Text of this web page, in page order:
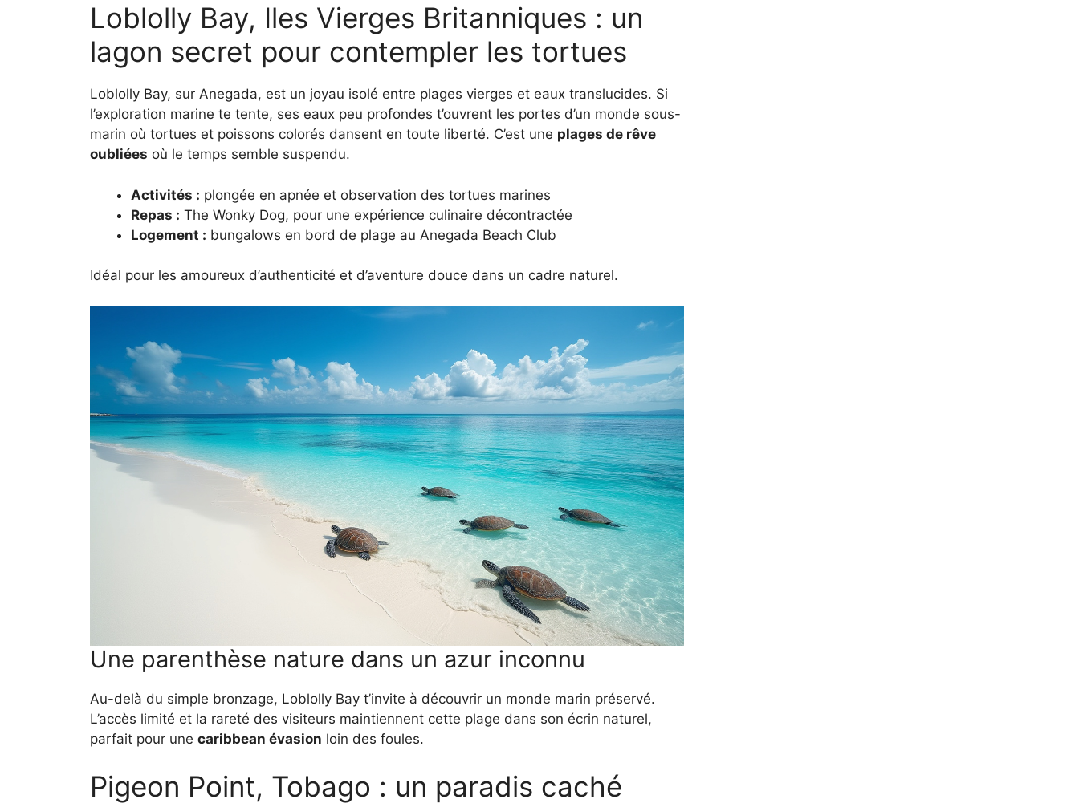
Loblolly Bay, Iles Vierges Britanniques : un
lagon secret pour contempler les tortues
Loblolly Bay, sur Anegada, est un joyau isolé entre plages vierges et eaux translucides. Si
l’exploration marine te tente, ses eaux peu profondes t’ouvrent les portes d’un monde sous-
marin où tortues et poissons colorés dansent en toute liberté. C’est une plages de rêve
oubliées où le temps semble suspendu.
Activités : plongée en apnée et observation des tortues marines
Repas : The Wonky Dog, pour une expérience culinaire décontractée
Logement : bungalows en bord de plage au Anegada Beach Club
Idéal pour les amoureux d’authenticité et d’aventure douce dans un cadre naturel.
Une parenthèse nature dans un azur inconnu
Au-delà du simple bronzage, Loblolly Bay t’invite à découvrir un monde marin préservé.
L’accès limité et la rareté des visiteurs maintiennent cette plage dans son écrin naturel,
parfait pour une caribbean évasion loin des foules.
Pigeon Point, Tobago : un paradis caché